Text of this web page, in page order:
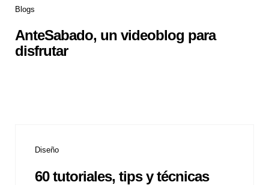
Blogs
AnteSabado, un videoblog para
disfrutar
Diseño
60 tutoriales, tips y técnicas